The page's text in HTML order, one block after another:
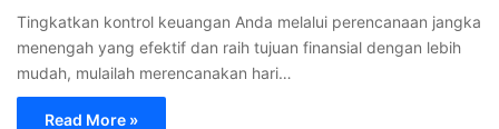
Tingkatkan kontrol keuangan Anda melalui perencanaan jangka
menengah yang efektif dan raih tujuan finansial dengan lebih
mudah, mulailah merencanakan hari…
Read More »